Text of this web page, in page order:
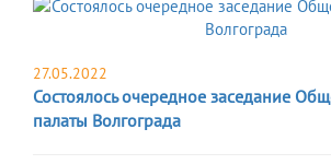
27.05.2022
Состоялось очередное заседание
палаты Волгограда